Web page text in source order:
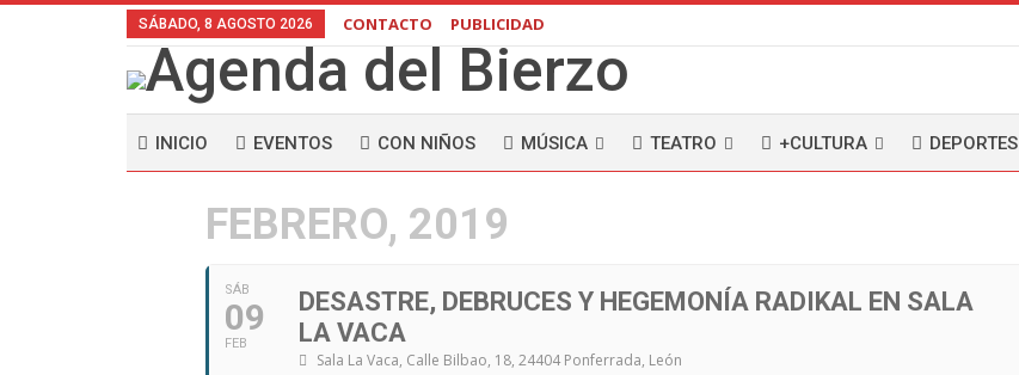
SÁBADO, 8 AGOSTO 2026 CONTACTO PUBLICIDAD
INICIO EVENTOS CON NIÑOS MÚSICA TEATRO +CULTURA DEPORTES
FEBRERO, 2019
SÁB
09
FEB
DESASTRE, DEBRUCES Y HEGEMONÍA RADIKAL EN SALA
LA VACA
Sala La Vaca, Calle Bilbao, 18, 24404 Ponferrada, León